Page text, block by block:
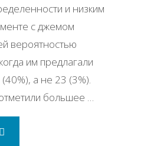
и низким
с джемом
вероятностью
им предлагали
а не 23 (3%).
большее …